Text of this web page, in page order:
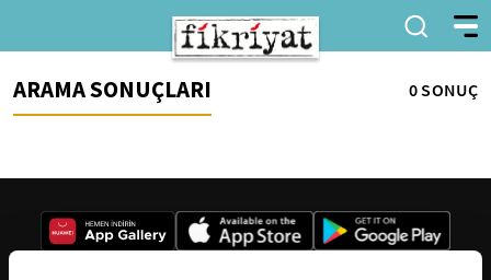
ARAMA SONUÇLARI 0 SONUÇ